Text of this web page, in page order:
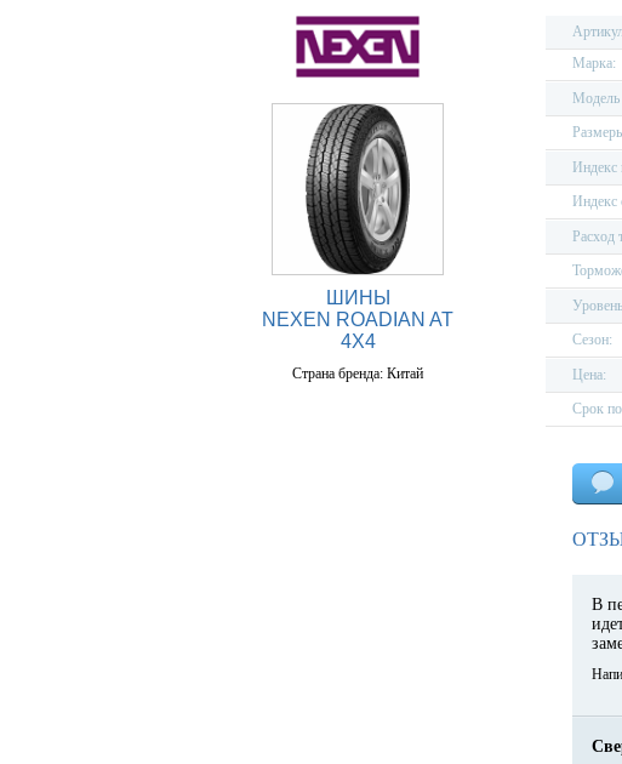
ШИНЫ
NEXEN ROADIAN AT
4X4
Страна бренда: Китай
Марка:
Индекс
Индекс
Расход
Сезон:
Цена:
Срок
В